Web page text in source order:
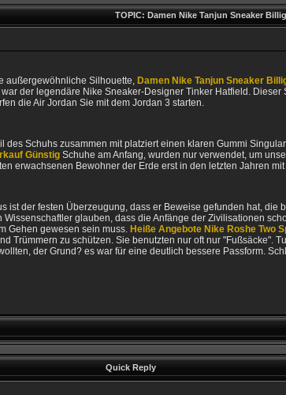
TOPIC: Damen Nike Tanjun Sneaker
außergewöhnliche Silhouette, Damen Nike Tanjun Sneaker
der legendäre Nike Sneaker-Designer Tinker Hatfield.
die Air Jordan Sie mit dem Jordan 3 starten.
des Schuhs zusammen mit platziert einen klaren Gummi
Günstig Schuhe am Anfang, wurden nur verwendet, um
erwachsenen Bewohner der Erde erst in den letzten Jahren
ist der festen Überzeugung, dass er Beweise gefunden hat,
glauben, dass die Anfänge der Zivilisationen
Gehen gewesen sein muss. Heiße Angebote Nike Roshe Two
Trümmern zu schützen. Sie benutzten nur oft nur "Fußsäcke".
der Grund? es war für eine deutlich bessere Passform.
Quick Reply